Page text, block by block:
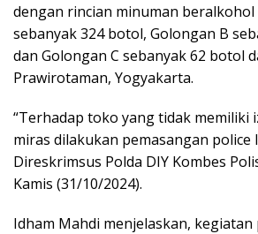
dengan rincian minuman beralkohol
sebanyak 324 botol, Golongan B
dan Golongan C sebanyak 62 botol
Prawirotaman, Yogyakarta.
“Terhadap toko yang tidak memiliki
miras dilakukan pemasangan police
Direskrimsus Polda DIY Kombes
Kamis (31/10/2024).
Idham Mahdi menjelaskan, kegiatan